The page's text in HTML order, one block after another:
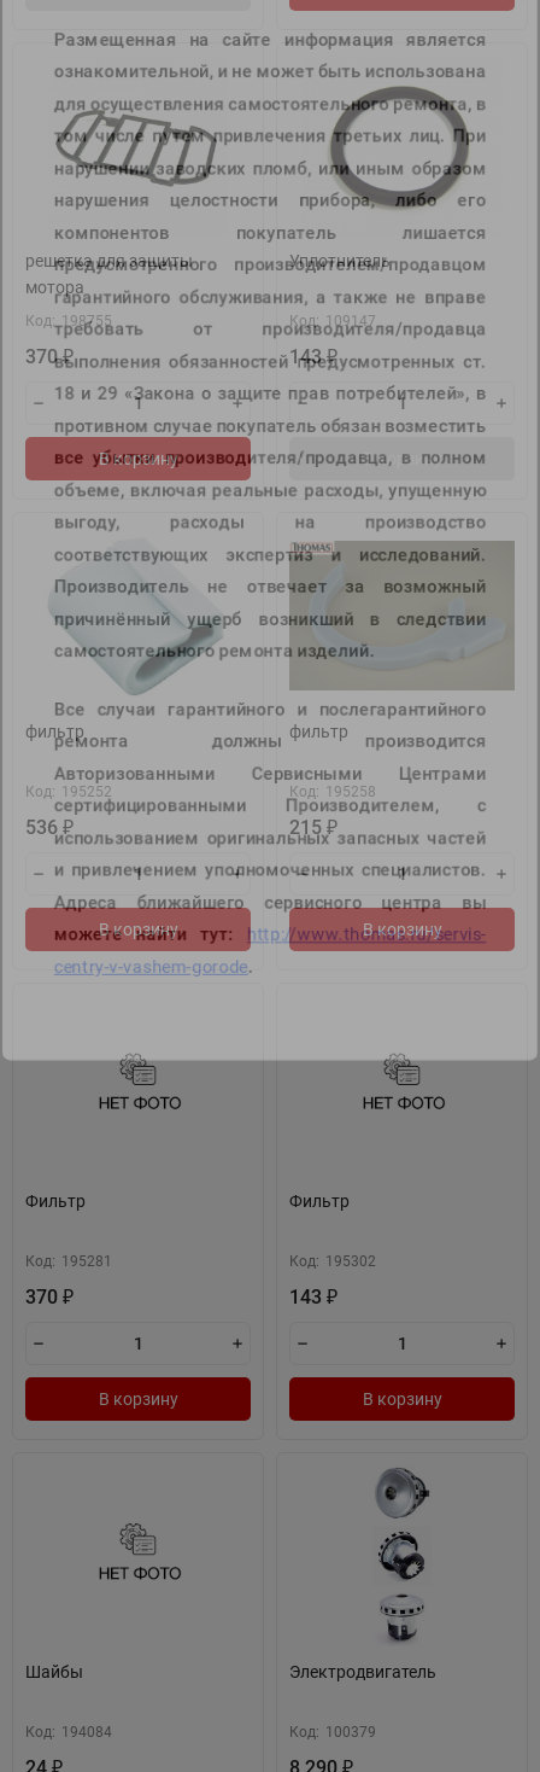
Размещенная на сайте информация является
ознакомительной, и не может быть использована
для осуществления самостоятельного ремонта, в
том числе путем привлечения третьих лиц. При
нарушении заводских пломб, или иным образом
предусмотренного производителем/продавцом
гарантийного обслуживания, а также не вправе
требовать от производителя/продавца
выполнения обязанностей предусмотренных ст.
18 и 29 «Закона о защите прав потребителей», в
противном случае покупатель обязан возместить
все убытки производителя/продавца, в полном
объеме, включая реальные расходы, упущенную
выгоду, расходы на производство
соответствующих экспертиз и исследований.
Производитель не отвечает за возможный
причинённый ущерб возникший в следствии
самостоятельного ремонта изделий.
Все случаи гарантийного и послегарантийного
ремонта должны производится
Авторизованными Сервисными Центрами
сертифицированными Производителем, с
использованием оригинальных запасных частей
и привлечением уполномоченных специалистов.
Адреса ближайшего сервисного центра вы
можете найти тут:http://www.thomas.ru/servis-
centry-v-vashem-gorode.
решетка для защиты
мотора
Код: 198755
370₽
В корзину
Уплотнитель
Код: 109147
143₽
В корзину
фильтр
Код: 195252
536 ₽
В корзину
фильтр
Код: 195258
215 ₽
В корзину
Фильтр
Код: 195281
370 ₽
В корзину
Фильтр
Код: 195302
143 ₽
В корзину
Шайбы
Код: 194084
₽
Электродвигатель
Код: 100379
₽